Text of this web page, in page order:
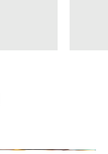
แบบของคุณ